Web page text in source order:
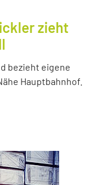
zieht
bezieht eigene
Hauptbahnhof.